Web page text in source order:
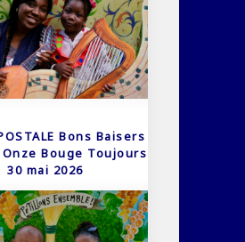
Bons Baisers
Bouge Toujours
30 mai 2026